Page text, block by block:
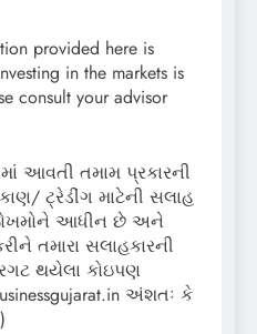
provided here is
in the markets is
consult your advisor
આવતી તમામ પ્રકારની
ટ્રેડીંગ માટેની સલાહ
આધીન છે અને
તમારા સલાહકારની
થયેલા કોઇપણ
અંશતઃ કે